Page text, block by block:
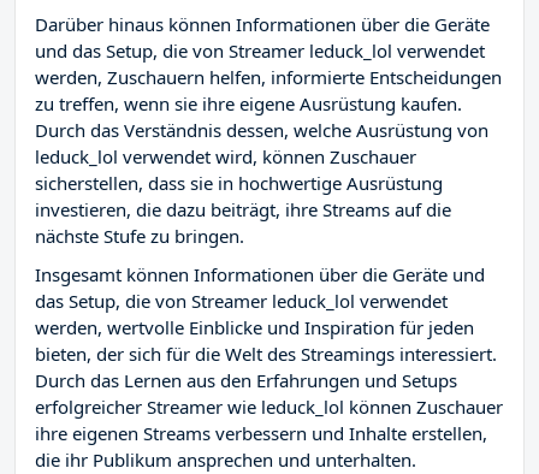
Darüber hinaus können Informationen über die Geräte
und das Setup, die von Streamer leduck_lol verwendet
werden, Zuschauern helfen, informierte Entscheidungen
zu treffen, wenn sie ihre eigene Ausrüstung kaufen.
Durch das Verständnis dessen, welche Ausrüstung von
leduck_lol verwendet wird, können Zuschauer
sicherstellen, dass sie in hochwertige Ausrüstung
investieren, die dazu beiträgt, ihre Streams auf die
nächste Stufe zu bringen.
Insgesamt können Informationen über die Geräte und
das Setup, die von Streamer leduck_lol verwendet
werden, wertvolle Einblicke und Inspiration für jeden
bieten, der sich für die Welt des Streamings interessiert.
Durch das Lernen aus den Erfahrungen und Setups
erfolgreicher Streamer wie leduck_lol können Zuschauer
ihre eigenen Streams verbessern und Inhalte erstellen,
die ihr Publikum ansprechen und unterhalten.